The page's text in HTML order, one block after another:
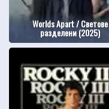
Worlds Apart / Светове
разделени (2025)